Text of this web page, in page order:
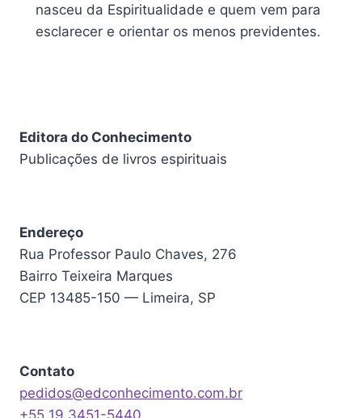
nasceu da Espiritualidade e quem vem para
esclarecer e orientar os menos previdentes.
Editora do Conhecimento
Publicações de livros espirituais
Endereço
Rua Professor Paulo Chaves, 276
Bairro Teixeira Marques
CEP 13485-150 — Limeira, SP
Contato
pedidos@edconhecimento.com.br
+55 19 3451-5440